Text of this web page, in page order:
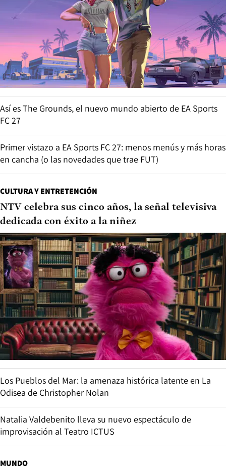
Así es The Grounds, el nuevo mundo abierto de EA Sports
FC 27
Primer vistazo a EA Sports FC 27: menos menús y más horas
en cancha (o las novedades que trae FUT)
CULTURA Y ENTRETENCIÓN
NTV celebra sus cinco años, la señal televisiva
dedicada con éxito a la niñez
Los Pueblos del Mar: la amenaza histórica latente en La
Odisea de Christopher Nolan
Natalia Valdebenito lleva su nuevo espectáculo de
improvisación al Teatro ICTUS
MUNDO